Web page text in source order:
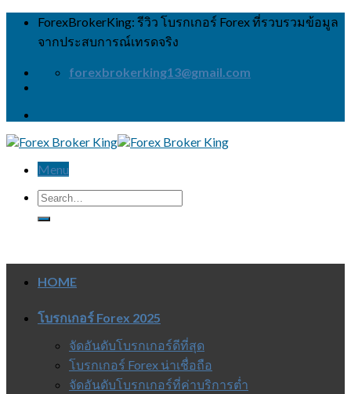
Skip
content
ForexBrokerKing: รีวิว โบรกเกอร์ Forex ที่รวบรวมข้อมูล
จากประสบการณ์เทรดจริง
forexbrokerking13@gmail.com
Menu
HOME
โบรกเกอร์ Forex 2025
จัดอันดับโบรกเกอร์ดีที่สุด
โบรกเกอร์ Forex น่าเชื่อถือ
จัดอันดับโบรกเกอร์ที่ค่าบริการต่ำ